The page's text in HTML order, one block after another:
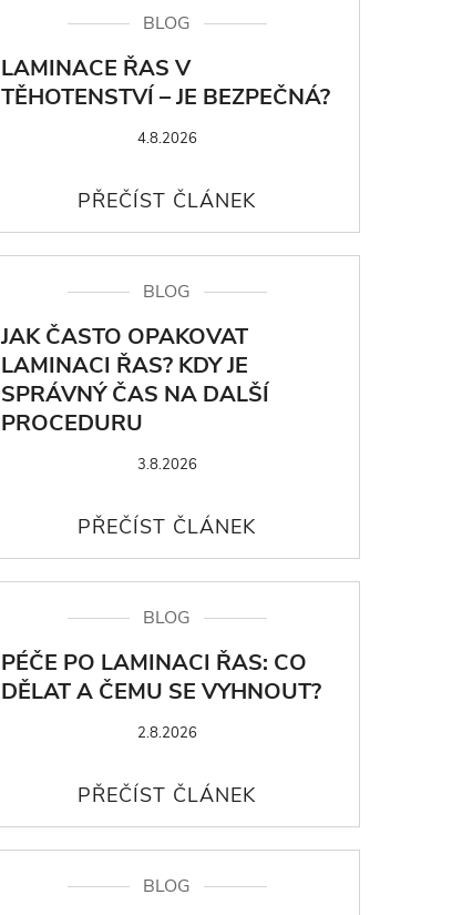
BLOG
LAMINACE ŘAS V
TĚHOTENSTVÍ – JE BEZPEČNÁ?
4.8.2026
BLOG
JAK ČASTO OPAKOVAT
LAMINACI ŘAS? KDY JE
SPRÁVNÝ ČAS NA DALŠÍ
PROCEDURU
3.8.2026
BLOG
PÉČE PO LAMINACI ŘAS: CO
DĚLAT A ČEMU SE VYHNOUT?
2.8.2026
BLOG